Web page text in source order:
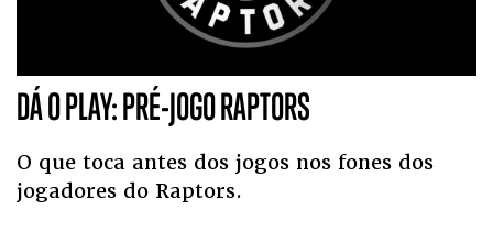
DÁ O PLAY: PRÉ-JOGO RAPTORS
O que toca antes dos jogos nos fones dos
jogadores do Raptors.